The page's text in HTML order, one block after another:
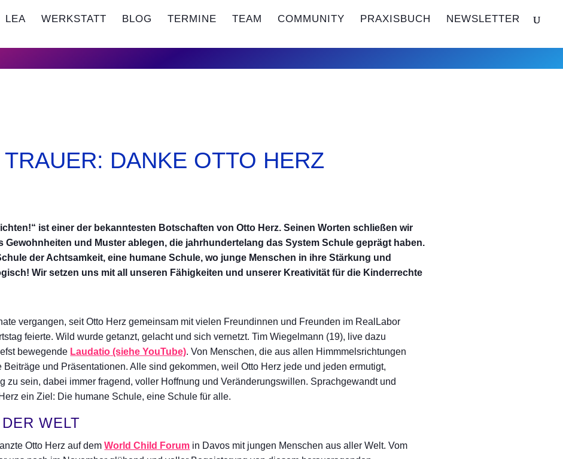
LEA WERKSTATT BLOG TERMINE TEAM COMMUNITY PRAXISBUCH NEWSLETTER
DANKE OTTO HERZ
ist einer der bekanntesten Botschaften von Otto Herz. Seinen Worten schließen wir
Gewohnheiten und Muster ablegen, die jahrhundertelang das System Schule geprägt haben.
der Achtsamkeit, eine humane Schule, wo junge Menschen in ihre Stärkung und
Wir setzen uns mit all unseren Fähigkeiten und unserer Kreativität für die Kinderrechte
vergangen, seit Otto Herz gemeinsam mit vielen Freundinnen und Freunden im RealLabor
feierte. Wild wurde getanzt, gelacht und sich vernetzt. Tim Wiegelmann (19), live dazu
bewegende Laudatio (siehe YouTube). Von Menschen, die aus allen Himmmelsrichtungen
Beiträge und Präsentationen. Alle sind gekommen, weil Otto Herz jede und jeden ermutigt,
zu sein, dabei immer fragend, voller Hoffnung und Veränderungswillen. Sprachgewandt und
ein Ziel: Die humane Schule, eine Schule für alle.
WELT
Otto Herz auf demWorld Child Forum in Davos mit jungen Menschen aus aller Welt. Vom